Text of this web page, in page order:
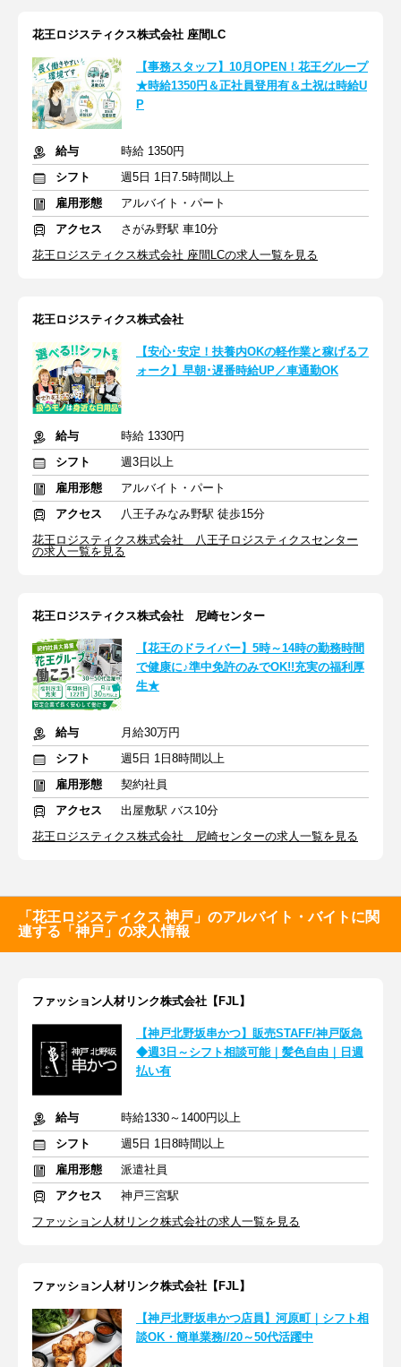
花王ロジスティクス株式会社 座間LC
【事務スタッフ】10月OPEN！花王グループ
★時給1350円＆正社員登用有＆土祝は時給U
P
給与
時給 1350円
シフト
週5日 1日7.5時間以上
雇用形態
アルバイト・パート
アクセス
さがみ野駅 車10分
花王ロジスティクス株式会社 座間LCの求人一覧を見る
花王ロジスティクス株式会社
【安心･安定！扶養内OKの軽作業と稼げるフ
ォーク】早朝･遅番時給UP／車通勤OK
給与
時給 1330円
シフト
週3日以上
雇用形態
アルバイト・パート
アクセス
八王子みなみ野駅 徒歩15分
花王ロジスティクス株式会社 八王子ロジスティクスセンター
の求人一覧を見る
花王ロジスティクス株式会社 尼崎センター
【花王のドライバー】5時～14時の勤務時間
で健康に♪準中免許のみでOK!!充実の福利厚
生★
給与
月給30万円
シフト
週5日 1日8時間以上
雇用形態
契約社員
アクセス
出屋敷駅 バス10分
花王ロジスティクス株式会社 尼崎センターの求人一覧を見る
「花王ロジスティクス 神戸」のアルバイト・バイトに関
連する「神戸」の求人情報
ファッション人材リンク株式会社【FJL】
【神戸北野坂串かつ】販売STAFF/神戸阪急
◆週3日～シフト相談可能｜髪色自由｜日週
払い有
給与
時給1330～1400円以上
シフト
週5日 1日8時間以上
雇用形態
派遣社員
アクセス
神戸三宮駅
ファッション人材リンク株式会社の求人一覧を見る
ファッション人材リンク株式会社【FJL】
【神戸北野坂串かつ店員】河原町｜シフト相
談OK・簡単業務//20～50代活躍中